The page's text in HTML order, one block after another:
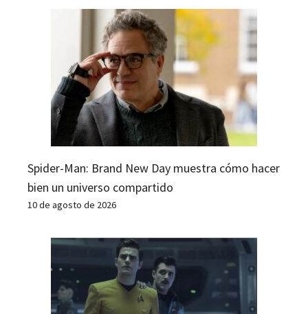
Spider-Man: Brand New Day muestra cómo hacer
bien un universo compartido
10 de agosto de 2026